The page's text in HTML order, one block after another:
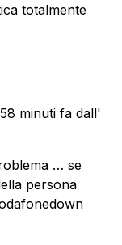
totalmente
58 minuti fa dall'
… se
persona